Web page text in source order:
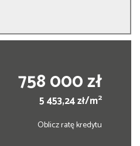
758 000 zł
5 453,24 zł/m2
Oblicz ratę kredytu